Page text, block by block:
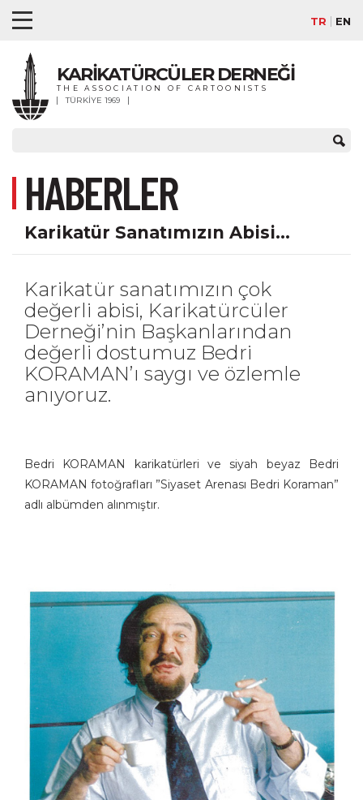
TR EN
KARİKATÜRCÜLER DERNEĞİ
THE ASSOCIATION OF CARTOONISTS
TÜRKİYE 1969
HABERLER
Karikatür Sanatımızın Abisi…
Karikatür sanatımızın çok
değerli abisi, Karikatürcüler
Derneği’nin Başkanlarından
değerli dostumuz Bedri
KORAMAN’ı saygı ve özlemle
anıyoruz.
Bedri KORAMAN karikatürleri ve siyah beyaz Bedri
KORAMAN fotoğrafları ”Siyaset Arenası Bedri Koraman”
adlı albümden alınmıştır.